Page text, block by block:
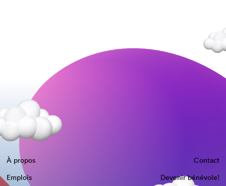
À propos
Contact
Emplois
Devenir bénévole!